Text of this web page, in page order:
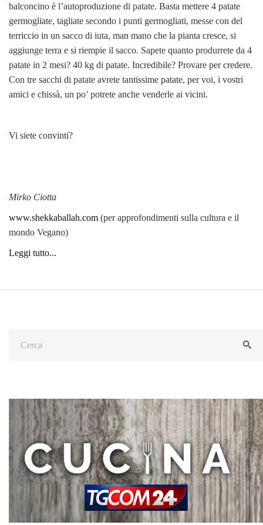
balconcino è l’autoproduzione di patate. Basta mettere 4 patate
germogliate, tagliate secondo i punti germogliati, messe con del
terriccio in un sacco di iuta, man mano che la pianta cresce, si
aggiunge terra e si riempie il sacco. Sapete quanto produrrete da 4
patate in 2 mesi? 40 kg di patate. Incredibile? Provare per credere.
Con tre sacchi di patate avrete tantissime patate, per voi, i vostri
amici e chissà, un po’ potrete anche venderle ai vicini.
Vi siete convinti?
Mirko Ciotta
www.shekkaballah.com (per approfondimenti sulla cultura e il
mondo Vegano)
Leggi tutto...